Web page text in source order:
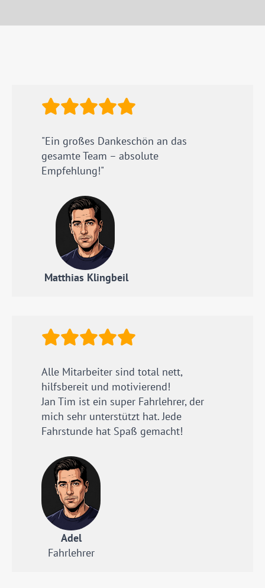
"Ein großes Dankeschön an das
gesamte Team – absolute
Empfehlung!"
Matthias Klingbeil
Alle Mitarbeiter sind total nett,
hilfsbereit und motivierend!
Jan Tim ist ein super Fahrlehrer, der
mich sehr unterstützt hat. Jede
Fahrstunde hat Spaß gemacht!
Adel
Fahrlehrer